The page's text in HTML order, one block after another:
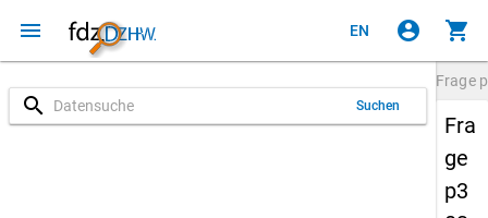
menu EN account_circle shopping_cart
search Suchen
Frage
Fra
ge
p3